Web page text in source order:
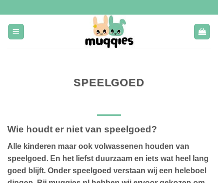
inhoud
SPEELGOED
Wie houdt er niet van speelgoed?
Alle kinderen maar ook volwassenen houden van
speelgoed. En het liefst duurzaam en iets wat heel lang
goed blijft. Onder speelgoed verstaan wij een heleboel